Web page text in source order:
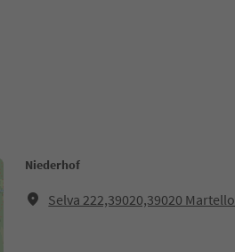
Niederhof
Selva 222,39020,39020 Martello